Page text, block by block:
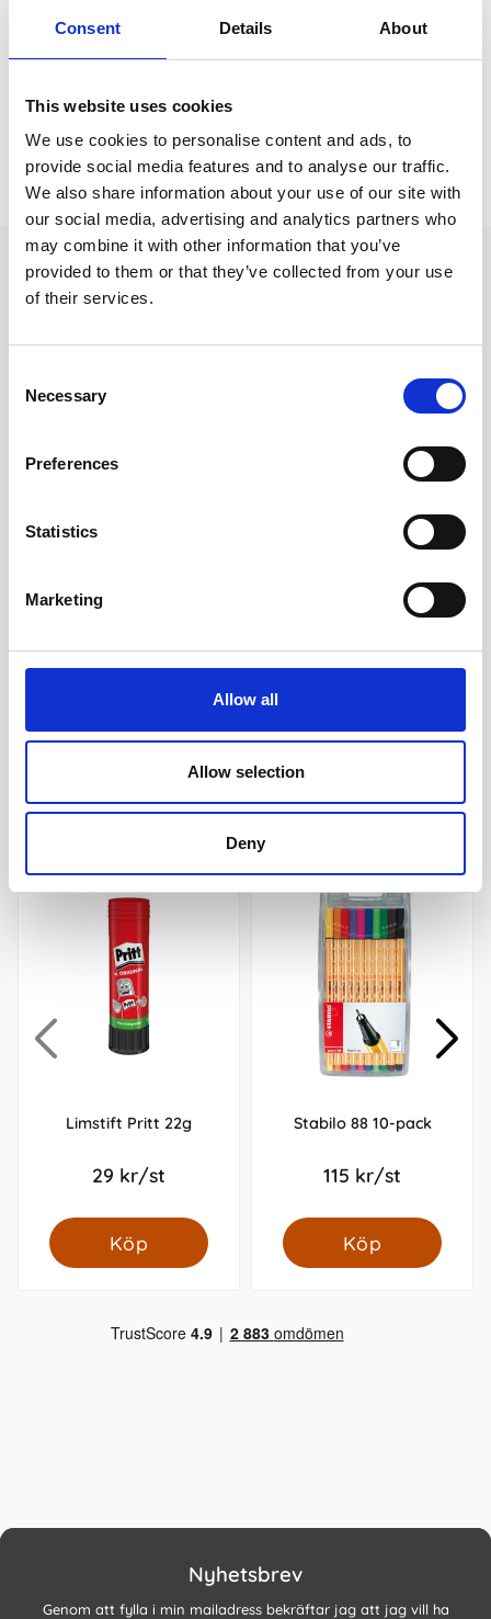
Consent Details About
This website uses cookies
We use cookies to personalise content and ads, to
provide social media features and to analyse our traffic.
We also share information about your use of our site with
our social media, advertising and analytics partners who
may combine it with other information that you’ve
provided to them or that they’ve collected from your use
of their services.
Selection
Necessary
Preferences
Statistics
Marketing
Allow all
Allow selection
Deny
Relaterade kategorier
Prishistorik
Lägsta pris senaste 30 dagarna är 199 kr (2026-08-08)
Andra tittade även på
Yatzy Original
39 kr/st
Spel Före eller efter
199 kr/st
Andra köpte även
Limstift Pritt 22g
29 kr/st
Köp
Stabilo 88 10-pack
115 kr/st
Köp
Nyhetsbrev
Genom att fylla i min mailadress bekräftar jag att jag vill ha